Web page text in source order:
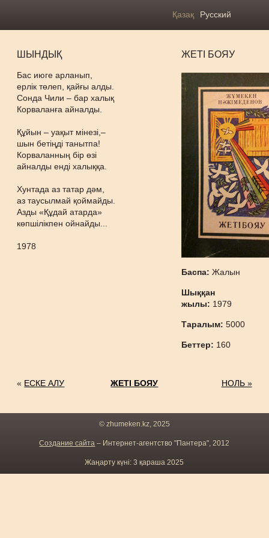
Қазақ Русский
ШЫНДЫҚ
Бас июге арланып,
ерлік төлеп, қайғы алды.
Сонда Чили – бар халық
Корваланға айналды.
Құйын – уақыт мінезі,–
шын бетіңді танытпа!
Корваланның бір өзі
айналды енді халыққа.
Хунтада аз татар дәм,
аз таусылмай қоймайды.
Азды «Құдай атарда»
көпшілікпен ойнайды...
1978
ЖЕТІ БОЯУ
Баспа:Жалын
Шыққан
жылы: 1979
Таралым:5000
Беттер: 160
« ЕСКЕ АЛУ ЖЕТІ БОЯУ НОЛЬ »
© zhumeken.kz, 2025
Создание сайта – Интернет-агентство "Пантера", 2012
Жаңарту күні: 3 қараша 2025